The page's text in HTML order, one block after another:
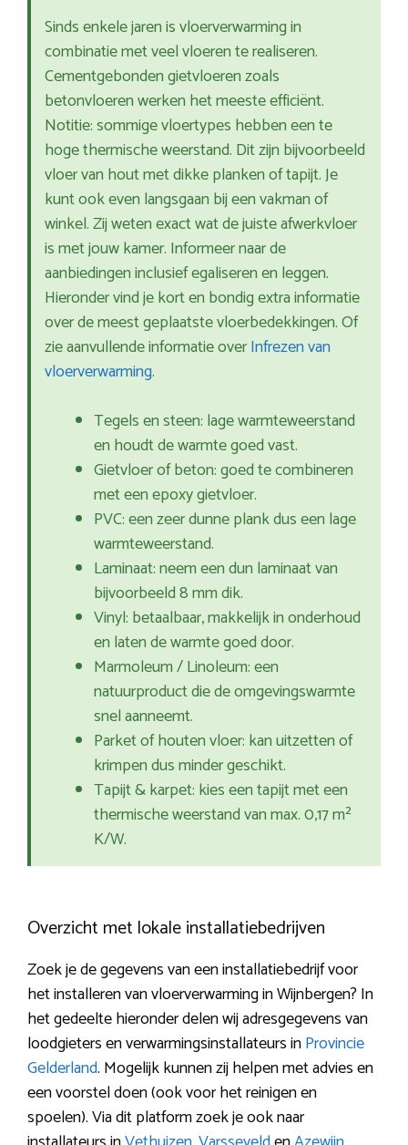
Sinds enkele jaren is vloerverwarming in
combinatie met veel vloeren te realiseren.
Cementgebonden gietvloeren zoals
betonvloeren werken het meeste efficiënt.
Notitie: sommige vloertypes hebben een te
hoge thermische weerstand. Dit zijn bijvoorbeeld
vloer van hout met dikke planken of tapijt. Je
kunt ook even langsgaan bij een vakman of
winkel. Zij weten exact wat de juiste afwerkvloer
is met jouw kamer. Informeer naar de
aanbiedingen inclusief egaliseren en leggen.
Hieronder vind je kort en bondig extra informatie
over de meest geplaatste vloerbedekkingen. Of
zie aanvullende informatie overInfrezen van
vloerverwarming.
Tegels en steen: lage warmteweerstand
en houdt de warmte goed vast.
Gietvloer of beton: goed te combineren
met een epoxy gietvloer.
PVC: een zeer dunne plank dus een lage
warmteweerstand.
Laminaat: neem een dun laminaat van
bijvoorbeeld 8 mm dik.
Vinyl: betaalbaar, makkelijk in onderhoud
en laten de warmte goed door.
Marmoleum / Linoleum: een
natuurproduct die de omgevingswarmte
snel aanneemt.
Parket of houten vloer: kan uitzetten of
krimpen dus minder geschikt.
Tapijt & karpet: kies een tapijt met een
thermische weerstand van max. 0,17 m²
K/W.
Overzicht met lokale installatiebedrijven
Zoek je de gegevens van een installatiebedrijf voor
het installeren van vloerverwarming in Wijnbergen? In
het gedeelte hieronder delen wij adresgegevens van
loodgieters en verwarmingsinstallateurs inProvincie
Gelderland. Mogelijk kunnen zij helpen met advies en
een voorstel doen (ook voor het reinigen en
spoelen). Via dit platform zoek je ook naar